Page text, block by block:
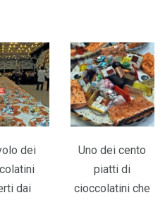
dei
dai
Uno dei cento
piatti di
cioccolatini che